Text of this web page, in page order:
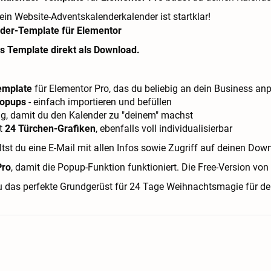
Website-Adventskalenderkalender ist startklar!
Template direkt als Download.
für Elementor Pro, das du beliebig an dein Business
- einfach importieren und befüllen
damit du den Kalender zu "deinem" machst
24 Türchen-Grafiken, ebenfalls voll individualisierbar
du eine E-Mail mit allen Infos sowie Zugriff auf deinen
, damit die Popup-Funktion funktioniert. Die Free-Version
das perfekte Grundgerüst für 24 Tage Weihnachtsmagie für